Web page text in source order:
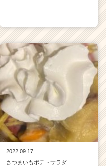
2022.09.17
さつまいもポテトサラダ